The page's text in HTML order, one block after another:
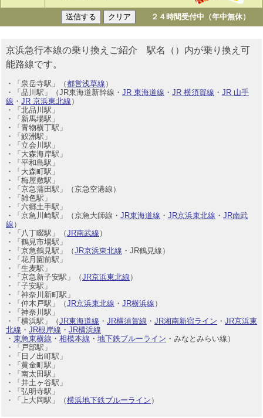
２４時間受付中（年中無休）
京浜急行本線の乗り換えご紹介 駅名（）内が乗り換え可
能路線です。
・「泉岳寺駅」（都営浅草線 ）
・「品川駅」（JR東海道新幹線・ JR 東海道線 ・ JR 横須賀線 ・ JR 山手
線 ・ JR 京浜東北線 ）
・「北品川駅」
・「新馬場駅」
・「青物横丁駅」
・「鮫洲駅」
・「立会川駅」
・「大森海岸駅」
・「平和島駅」
・「大森町駅」
・「梅屋敷駅」
・「京急蒲田駅」（京急空港線）
・「雑色駅」
・「六郷土手駅」
・「京急川崎駅」（京急大師線・ JR東海道線 ・ JR京浜東北線 ・ JR南武
線 ）
・「八丁畷駅」（JR南武線 ）
・「鶴見市場駅」
・「京急鶴見駅」（JR京浜東北線 ・JR鶴見線）
・「花月園前駅」
・「生麦駅」
・「京急新子安駅」（JR京浜東北線 ）
・「子安駅」
・「神奈川新町駅」
・「仲木戸駅」（JR京浜東北線 ・ JR横浜線 ）
・「神奈川駅」
・「横浜駅」（JR東海道線 ・ JR横須賀線 ・ JR湘南新宿ライン ・ JR京浜東
北線 ・ JR根岸線 ・ JR横浜線
・ 東急東横線 ・ 相模本線 ・ 地下鉄ブルーライン ・みなとみらい線）
・「戸部駅」
・「日ノ出町駅」
・「黄金町駅」
・「南太田駅」
・「井土ヶ谷駅」
・「弘明寺駅」
・「上大岡駅」（横浜地下鉄ブルーライン ）